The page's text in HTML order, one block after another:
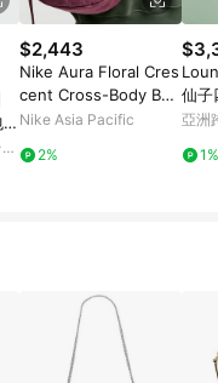
1
$2,443
Nike Aura Floral Cres
cent Cross-Body Bag
(4L)
Nike Asia Pacific
2%
仙子
亞洲
1%